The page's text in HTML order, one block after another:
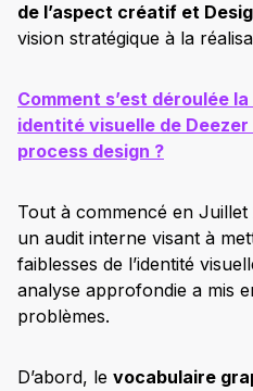
de l’aspect créatif et
vision stratégique à la
Comment s’est déroulée
identité visuelle de
process design ?
Tout à commencé en
un audit interne visant à
faiblesses de l’identité
analyse approfondie a mis
problèmes.
D’abord, le vocabulaire